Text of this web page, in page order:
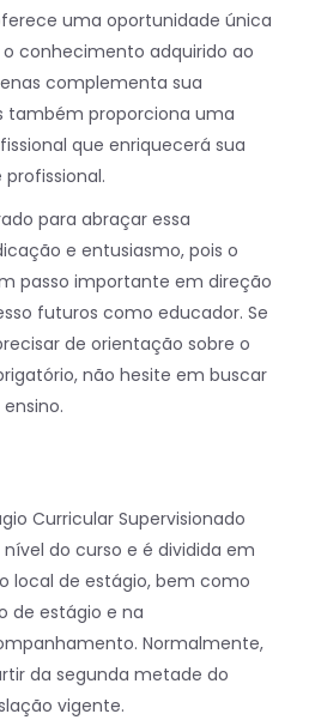
uma oportunidade única
conhecimento adquirido ao
complementa sua
também proporciona uma
que enriquecerá sua
para abraçar essa
e entusiasmo, pois o
passo importante em direção
futuros como educador. Se
de orientação sobre o
não hesite em buscar
Curricular Supervisionado
do curso e é dividida em
local de estágio, bem como
de estágio e na
Normalmente,
da segunda metade do
vigente.